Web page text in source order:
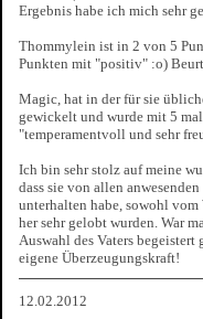
Ergebnis habe ich mich sehr
Thommylein ist in 2 von 5
Punkten mit "positiv" :o)
Magic, hat in der für sie
gewickelt und wurde mit 5
"temperamentvoll und sehr
Ich bin sehr stolz auf meine
dass sie von allen
unterhalten habe, sowohl vom
her sehr gelobt wurden. War
Auswahl des Vaters begeistert
eigene Überzeugungskraft!
12.02.2012